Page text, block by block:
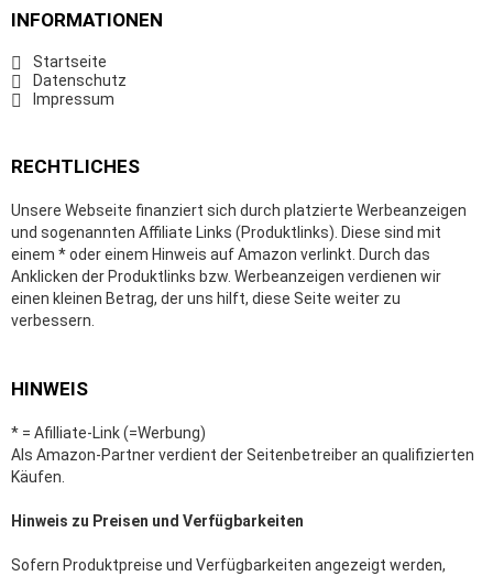
INFORMATIONEN
Startseite
Datenschutz
Impressum
RECHTLICHES
Unsere Webseite finanziert sich durch platzierte Werbeanzeigen
und sogenannten Affiliate Links (Produktlinks). Diese sind mit
einem * oder einem Hinweis auf Amazon verlinkt. Durch das
Anklicken der Produktlinks bzw. Werbeanzeigen verdienen wir
einen kleinen Betrag, der uns hilft, diese Seite weiter zu
verbessern.
HINWEIS
* = Afilliate-Link (=Werbung)
Als Amazon-Partner verdient der Seitenbetreiber an qualifizierten
Käufen.
Hinweis zu Preisen und Verfügbarkeiten
Sofern Produktpreise und Verfügbarkeiten angezeigt werden,